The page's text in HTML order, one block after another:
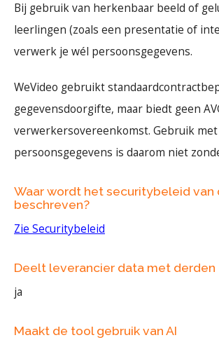
Bij gebruik van herkenbaar beeld of
leerlingen (zoals een presentatie of
verwerk je wél persoonsgegevens.
WeVideo gebruikt
gegevensdoorgifte, maar biedt geen
verwerkersovereenkomst. Gebruik met
persoonsgegevens is daarom niet
Waar wordt het securitybeleid van
beschreven?
Zie Securitybeleid
Deelt leverancier data met derden
ja
Maakt de tool gebruik van AI